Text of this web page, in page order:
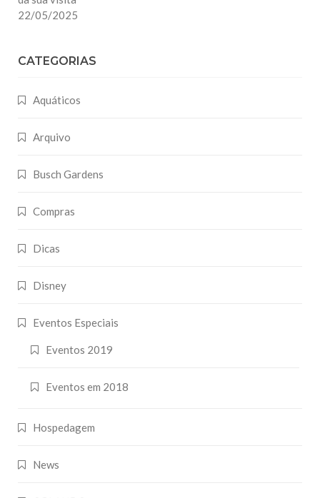
22/05/2025
CATEGORIAS
Aquáticos
Arquivo
Busch Gardens
Compras
Dicas
Disney
Eventos Especiais
Eventos 2019
Eventos em 2018
Hospedagem
News